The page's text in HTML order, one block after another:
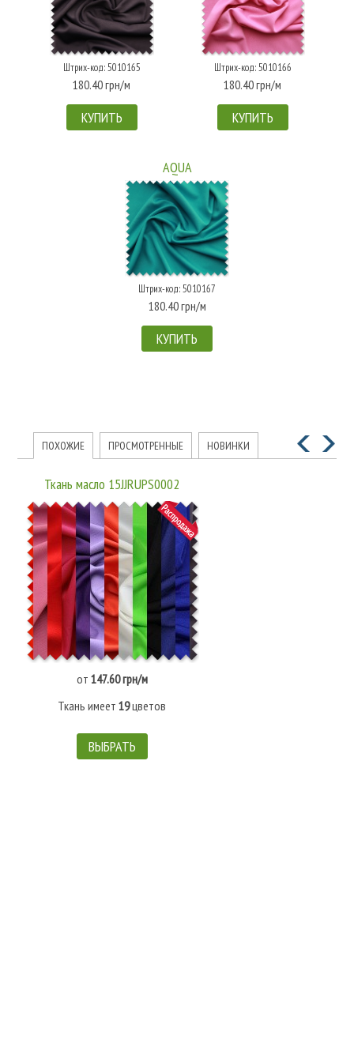
Штрих-код: 5010165
180.40 грн/м
КУПИТЬ
Штрих-код: 5010166
180.40 грн/м
КУПИТЬ
AQUA
Штрих-код: 5010167
180.40 грн/м
КУПИТЬ
ПОХОЖИЕ ПРОСМОТРЕННЫЕ НОВИНКИ
Ткань масло 15JJRUPS0002
от 147.60 грн/м
Ткань имеет19цветов
ВЫБРАТЬ